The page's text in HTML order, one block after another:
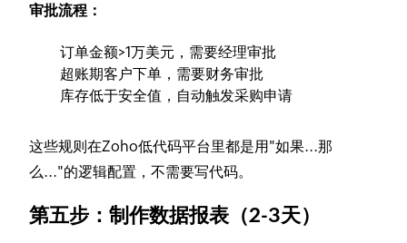
审批流程：
订单金额>1万美元，需要经理审批
超账期客户下单，需要财务审批
库存低于安全值，自动触发采购申请
这些规则在Zoho低代码平台里都是用"如果...那
么..."的逻辑配置，不需要写代码。
第五步：制作数据报表（2-3天）